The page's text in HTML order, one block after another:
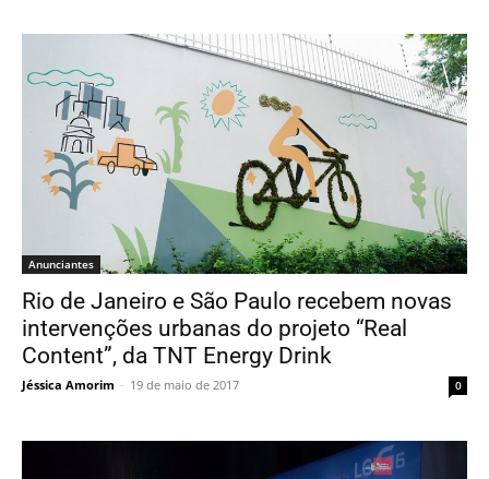
Anunciantes
Rio de Janeiro e São Paulo recebem novas
intervenções urbanas do projeto “Real
Content”, da TNT Energy Drink
Jéssica Amorim - 19 de maio de 2017 0